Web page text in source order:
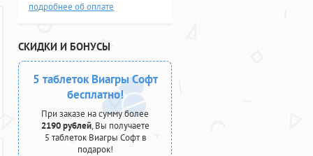
подробнее об оплате
СКИДКИ И БОНУСЫ
5 таблеток Виагры Софт
бесплатно!
При заказе на сумму более
2190 рублей, Вы получаете
5 таблеток Виагры Софт в
подарок!